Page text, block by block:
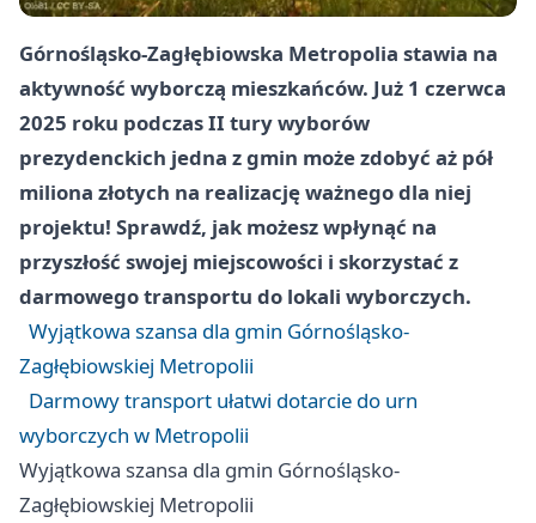
Górnośląsko-Zagłębiowska Metropolia stawia na
aktywność wyborczą mieszkańców. Już 1 czerwca
2025 roku podczas II tury wyborów
prezydenckich jedna z gmin może zdobyć aż pół
miliona złotych na realizację ważnego dla niej
projektu! Sprawdź, jak możesz wpłynąć na
przyszłość swojej miejscowości i skorzystać z
darmowego transportu do lokali wyborczych.
Wyjątkowa szansa dla gmin Górnośląsko-
Zagłębiowskiej Metropolii
Darmowy transport ułatwi dotarcie do urn
wyborczych w Metropolii
Wyjątkowa szansa dla gmin Górnośląsko-
Zagłębiowskiej Metropolii